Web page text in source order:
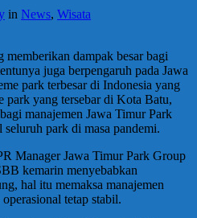
in News, Wisata
memberikan dampak besar bagi
juga berpengaruh pada Jawa
park terbesar di Indonesia yang
yang tersebar di Kota Batu,
manajemen Jawa Timur Park
park di masa pandemi.
Manager Jawa Timur Park Group
kemarin menyebabkan
hal itu memaksa manajemen
tetap stabil.